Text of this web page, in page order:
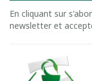
En cliquant sur
newsletter et